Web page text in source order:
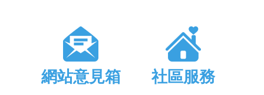
網站意見箱 社區服務